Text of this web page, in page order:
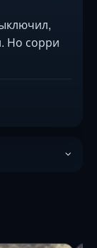
Но сорри